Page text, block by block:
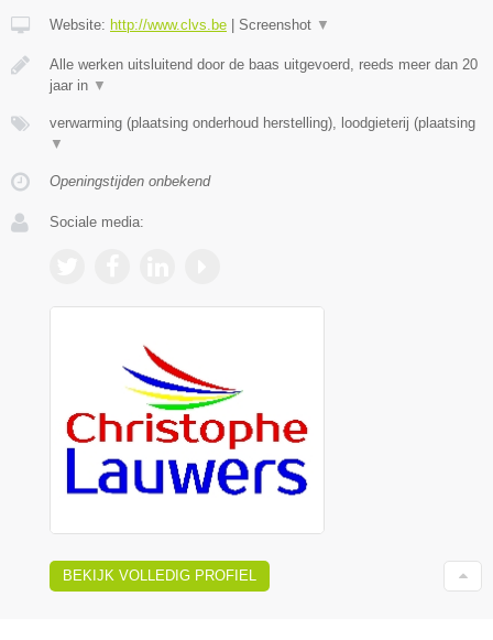
Website: http://www.clvs.be | Screenshot ▼
Alle werken uitsluitend door de baas uitgevoerd, reeds meer dan 20
jaar in ▼
verwarming (plaatsing onderhoud herstelling), loodgieterij (plaatsing
▼
Openingstijden onbekend
Sociale media:
BEKIJK VOLLEDIG PROFIEL